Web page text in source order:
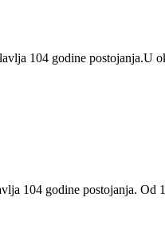
104 godine
104 godine postojanja.